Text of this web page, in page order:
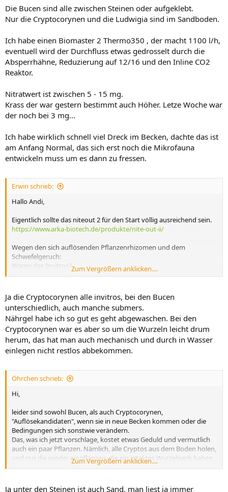
Wie hoch ist die Strömung in L/h?
Mein Eindruck ist, dass du viele anaerobe Prozesse im Bodengrund
hast, die zum einen Schwefelwasserstoff und zum anderen Nitrit
erzeugen (Denitrifizierung). Hier wäre zu klären, warum überhaupt
abgeben wenn die Pflanze noch lebt.
Viele Grüße
Die Bucen sind alle zwischen Steinen oder aufgeklebt.
Nur die Cryptocorynen und die Ludwigia sind im Sandboden.
Ich habe einen Biomaster 2 Thermo350 , der macht 1100 l/h,
eventuell wird der Durchfluss etwas gedrosselt durch die
Absperrhähne, Reduzierung auf 12/16 und den Inline CO2
Reaktor.
Nitratwert ist zwischen 5 - 15 mg.
Krass der war gestern bestimmt auch Höher. Letze Woche war
der noch bei 3 mg...
Ich habe wirklich schnell viel Dreck im Becken, dachte das ist
am Anfang Normal, das sich erst noch die Mikrofauna
entwickeln muss um es dann zu fressen.
Erwin schrieb:
Hallo Andi,
Eigentlich sollte das niteout 2 für den Start völlig ausreichend sein.
https://www.arka-biotech.de/produkte/nite-out-ii/
Wegen den sich auflösenden Pflanzenrhizomen und dem
Schwefelgeruch:
Waren das Invitros?
Wenn ja, wurde das Nährgel sorgfältig und vollständig entfernt?
Zum Vergrößern anklicken....
Ja die Cryptocorynen alle invitros, bei den Bucen
unterschiedlich, auch manche submers.
Nährgel habe ich so gut es geht abgewaschen. Bei den
Cryptocorynen war es aber so um die Wurzeln leicht drum
herum, das hat man auch mechanisch und durch in Wasser
einlegen nicht restlos abbekommen.
Öhrchen schrieb:
Hi,
leider sind sowohl Bucen, als auch Cryptocorynen,
"Auflösekandidaten", wenn sie in neue Becken kommen oder die
Bedingungen sich sonstwie verändern.
Das, was ich jetzt vorschlage, kostet etwas Geduld und vermutlich
auch ein paar Pflanzen. Nämlich, alle Cryptos aus dem Boden holen,
und nur die wieder einpflanzen, die ein intaktes Wurzelwerk haben.
Pflanz sie erstmal irgendwo ein, wo du sie im Blick hast - schöner
Bei den Bucen alle matschigen Blätter absaugen und nur die mit
Zum Vergrößern anklicken....
Ja unter den Steinen ist auch Sand, man liest ja immer